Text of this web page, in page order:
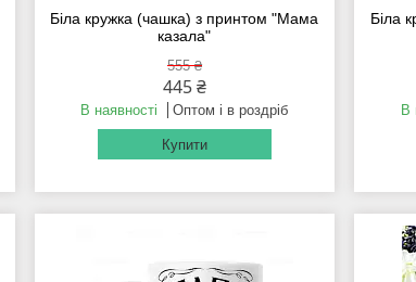
Біла кружка (чашка) з принтом "Мама
казала"
555 ₴
445 ₴
В наявності Оптом і в роздріб
Купити
Біла
В